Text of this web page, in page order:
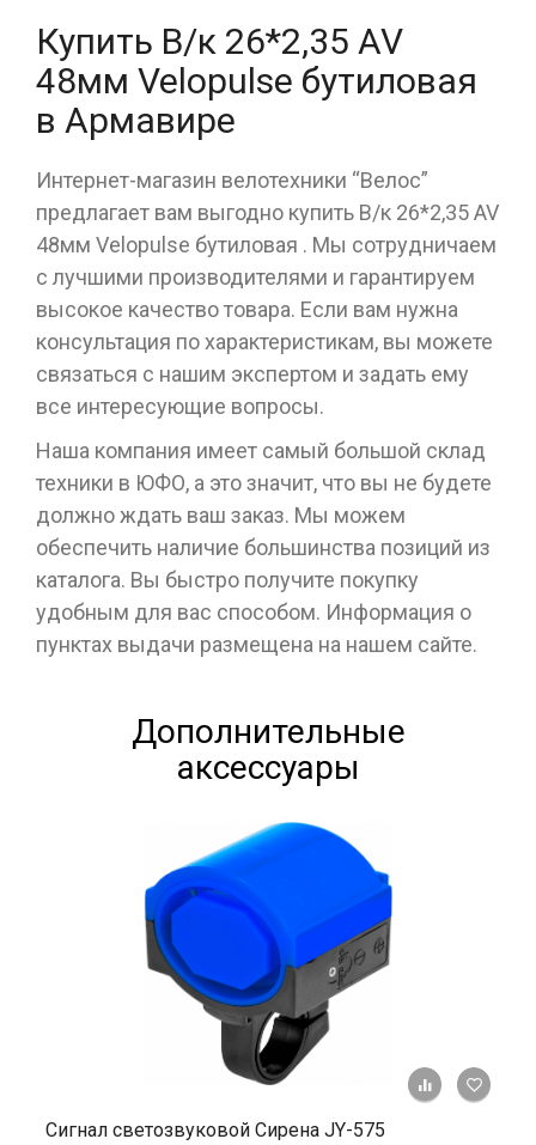
Купить В/к 26*2,35 AV
48мм Velopulse бутиловая
в Армавире
Интернет-магазин велотехники “Велос”
предлагает вам выгодно купить В/к 26*2,35 AV
48мм Velopulse бутиловая . Мы сотрудничаем
с лучшими производителями и гарантируем
высокое качество товара. Если вам нужна
консультация по характеристикам, вы можете
связаться с нашим экспертом и задать ему
все интересующие вопросы.
Наша компания имеет самый большой склад
техники в ЮФО, а это значит, что вы не будете
должно ждать ваш заказ. Мы можем
обеспечить наличие большинства позиций из
каталога. Вы быстро получите покупку
удобным для вас способом. Информация о
пунктах выдачи размещена на нашем сайте.
Дополнительные
аксессуары
+ К
Сигнал светозвуковой Сирена JY-575